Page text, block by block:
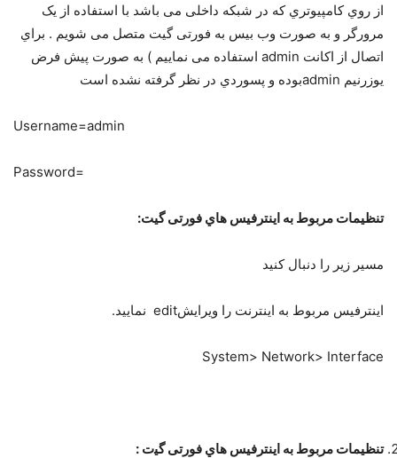
از روي ﮐﺎﻣﭙﯿﻮﺗﺮي ﮐﻪ در ﺷﺒﮑﻪ داﺧﻠﯽ ﻣﯽ ﺑﺎﺷﺪ ﺑﺎ اﺳﺘﻔﺎده از ﯾﮏ
ﻣﺮورﮔﺮ و ﺑﻪ ﺻﻮرت وب ﺑﯿﺲ ﺑﻪ ﻓﻮرﺗﯽ ﮔﯿﺖ ﻣﺘﺼﻞ ﻣﯽ ﺷﻮﯾﻢ . ﺑﺮاي
اﺗﺼﺎل از اﮐﺎﻧﺖ admin اﺳﺘﻔﺎده ﻣﯽ ﻧﻤﺎﯾﯿﻢ ) ﺑﻪ ﺻﻮرت ﭘﯿﺶ ﻓﺮض
ﯾﻮزرﻧﯿﻢ adminﺑﻮده و ﭘﺴﻮردي در ﻧﻈﺮ ﮔﺮﻓﺘﻪ ﻧﺸﺪه اﺳﺖ
Username=admin
=Password
ﺗﻨﻈﯿﻤﺎت ﻣﺮﺑﻮط ﺑﻪ اﯾﻨﺘﺮﻓﯿﺲ ﻫﺎي ﻓﻮرﺗﯽ ﮔﯿﺖ:
ﻣﺴﯿﺮ زﯾﺮ را دﻧﺒﺎل ﮐﻨﯿﺪ
اﯾﻨﺘﺮﻓﯿﺲ ﻣﺮﺑﻮط ﺑﻪ اﯾﻨﺘﺮﻧﺖ را وﯾﺮاﯾﺶedit ﻧﻤﺎﯾﯿﺪ.
System> Network> Interface
ﺗﻨﻈﯿﻤﺎت ﻣﺮﺑﻮط ﺑﻪ اﯾﻨﺘﺮﻓﯿﺲ ﻫﺎي ﻓﻮرﺗﯽ ﮔﯿت :